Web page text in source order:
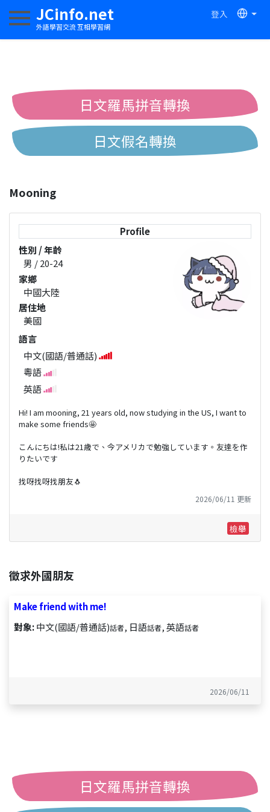
JCinfo.net
外語學習交流 互相學習網
登入
切換導航
日文羅馬拼音轉換
日文假名轉換
中日漢字互換
Mooning
Profile
性別 / 年齡
男 / 20-24
家鄉
中國大陸
居住地
美國
語言
中文(國語/普通話)
粵語
英語
Hi! I am mooning, 21 years old, now studying in the US, I want to
make some friends🤩
こんにちは!私は21歳で、今アメリカで勉強しています。友達を作
りたいです
找呀找呀找朋友🐧
2026/06/11 更新
檢舉
徵求外國朋友
Make friend with me!
對象:中文(國語/普通話)話者, 日語話者, 英語話者
2026/06/11
日文羅馬拼音轉換